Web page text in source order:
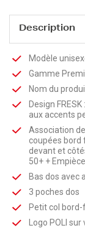
Description
Modèle
Gamme
Nom du
Design
aux accents
Association
coupées bord
devant et
50+ +
Bas dos avec
3 poches dos
Petit col
Logo POLI